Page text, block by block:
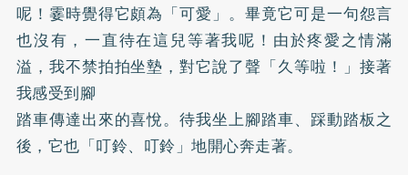
呢！霎時覺得它頗為「可愛」。畢竟它可是一句怨言
也沒有，一直待在這兒等著我呢！由於疼愛之情滿
溢，我不禁拍拍坐墊，對它說了聲「久等啦！」接著
我感受到腳
踏車傳達出來的喜悅。待我坐上腳踏車、踩動踏板之
後，它也「叮鈴、叮鈴」地開心奔走著。